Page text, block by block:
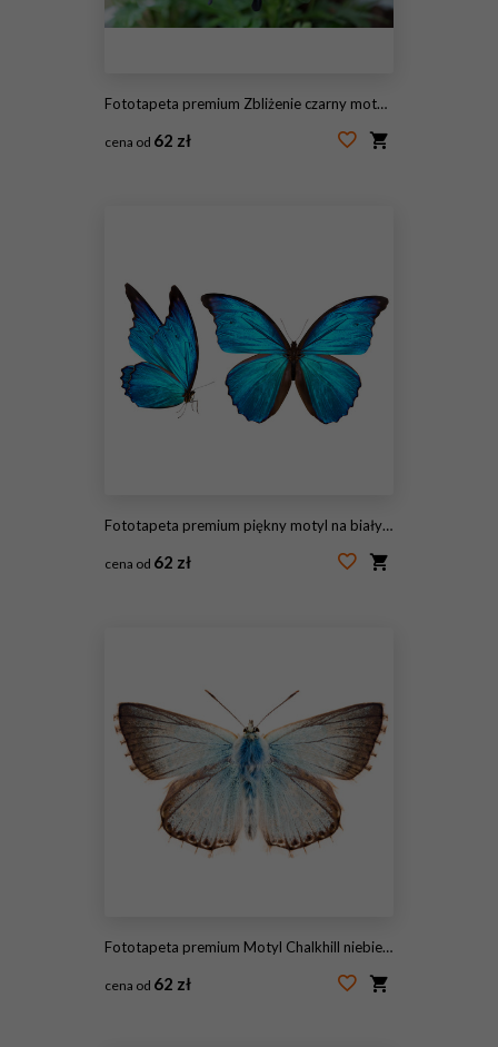
Fototapeta premium Zbliżenie czarny motyl siedzi na różowe kwiaty
cena od 62 zł
Fototapeta premium piękny motyl na białym tle
cena od 62 zł
Fototapeta premium Motyl Chalkhill niebieski lub Polyommatus coridon. Piękny niebieski motyl rodzina Lycaenidae na białym tle, grzbietowy widok motyla.
cena od 62 zł